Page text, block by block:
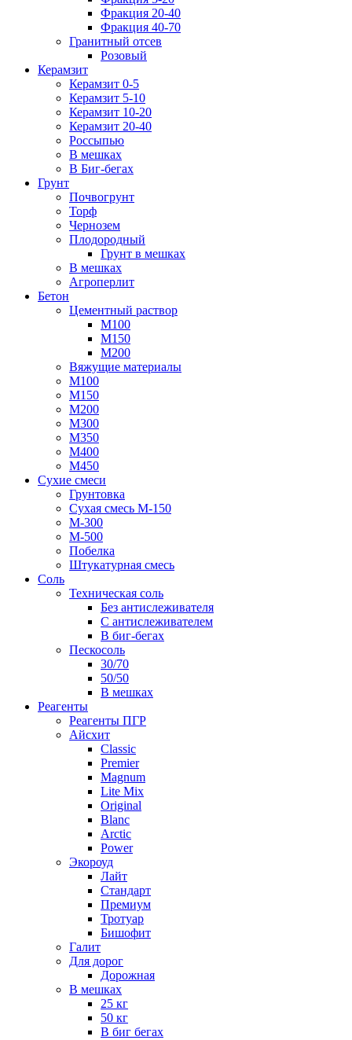
Фракция 20-40
Фракция 40-70
Гранитный отсев
Розовый
Керамзит
Керамзит 0-5
Керамзит 5-10
Керамзит 10-20
Керамзит 20-40
Россыпью
В мешках
В Биг-бегах
Грунт
Почвогрунт
Торф
Чернозем
Плодородный
Грунт в мешках
В мешках
Агроперлит
Бетон
Цементный раствор
М100
М150
М200
Вяжущие материалы
М100
М150
М200
М300
М350
М400
М450
Сухие смеси
Грунтовка
Сухая смесь М-150
М-300
М-500
Побелка
Штукатурная смесь
Соль
Техническая соль
Без антислеживателя
С антислеживателем
В биг-бегах
Пескосоль
30/70
50/50
В мешках
Реагенты
Реагенты ПГР
Айсхит
Classic
Premier
Magnum
Lite Mix
Original
Blanc
Arctic
Power
Экороуд
Лайт
Стандарт
Премиум
Тротуар
Бишофит
Галит
Для дорог
Дорожная
В мешках
25 кг
50 кг
В биг бегах